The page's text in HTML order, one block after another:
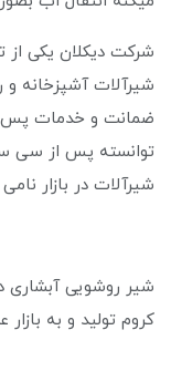
شرکت دیکلان یکی از
شیرآلات آشپزخانه و
توانسته پس از سی
شیرآلات در بازار
شیر روشویی آبشاری
کروم تولید و به